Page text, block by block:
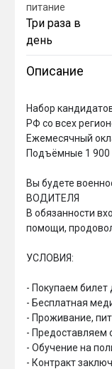
питание
Три раза в
день
Описание
Набор
РФ со всех
Ежемесячный
Подъёмные 1 900
Вы будете
ВОДИТЕЛЯ
В обязанности
помощи,
УСЛОВИЯ:
- Покупаем билет
- Бесплатная
- Проживание,
- Предоставляем
- Обучение на
- Контракт